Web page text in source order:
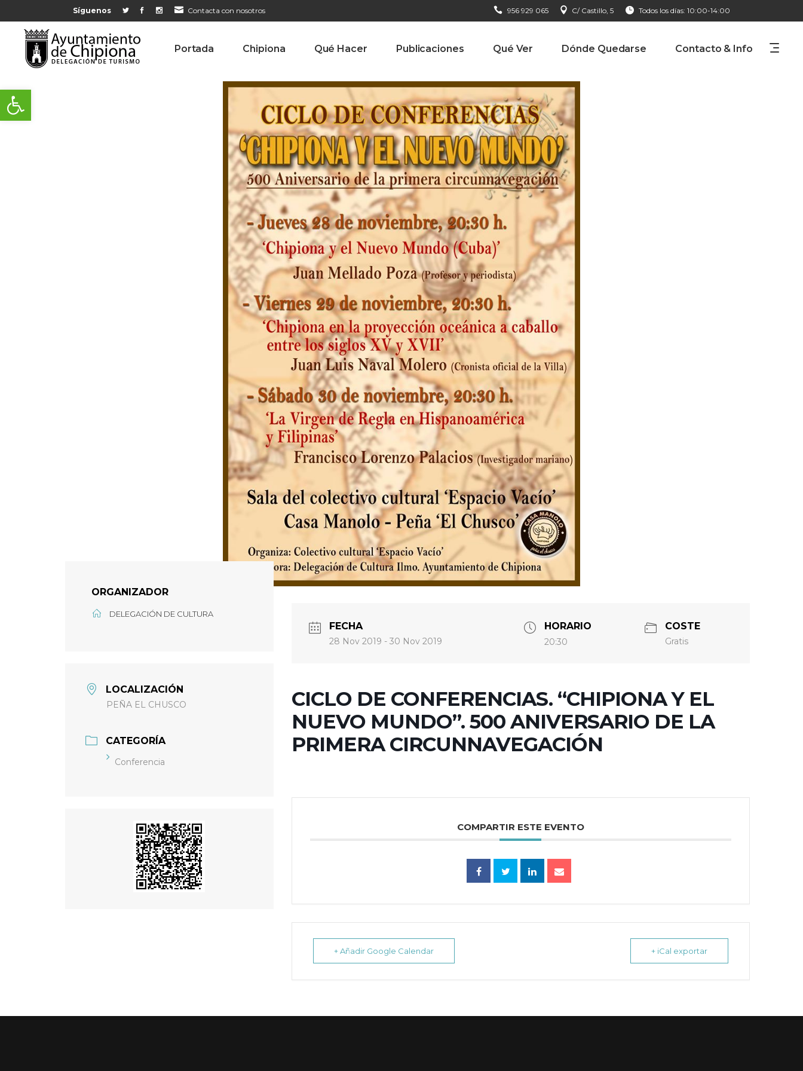
Abrir barra de herramientas
Síguenos Contacta con nosotros 956 929 065 C/ Castillo, 5 Todos los días: 10:00-14:00
Portada Chipiona Qué Hacer Publicaciones Qué Ver Dónde Quedarse Contacto & Info
ORGANIZADOR
DELEGACIÓN DE CULTURA
LOCALIZACIÓN
PEÑA EL CHUSCO
CATEGORÍA
Conferencia
FECHA
28 Nov 2019 - 30 Nov 2019
HORARIO
20:30
COSTE
Gratis
CICLO DE CONFERENCIAS. “CHIPIONA Y EL
NUEVO MUNDO”. 500 ANIVERSARIO DE LA
PRIMERA CIRCUNNAVEGACIÓN
COMPARTIR ESTE EVENTO
+ Añadir Google Calendar + iCal exportar